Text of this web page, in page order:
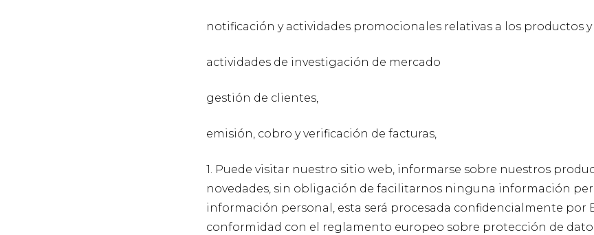
notificación y actividades promocionales relativas a los productos y
actividades de investigación de mercado
gestión de clientes,
emisión, cobro y verificación de facturas,
1. Puede visitar nuestro sitio web, informarse sobre nuestros
novedades, sin obligación de facilitarnos ninguna información
información personal, esta será procesada confidencialmente por
conformidad con el reglamento europeo sobre protección de